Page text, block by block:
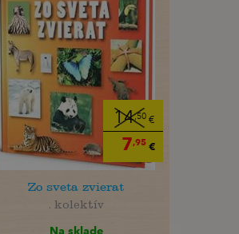
14,50€
7,95€
Zo sveta zvierat
. kolektív
Na sklade